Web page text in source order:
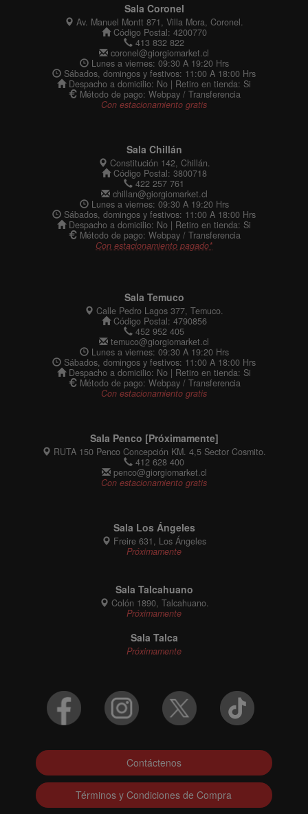
Sala Coronel
Av. Manuel Montt 871, Villa Mora, Coronel.
Código Postal: 4200770
413 832 822
coronel@giorgiomarket.cl
Lunes a viernes: 09:30 A 19:20 Hrs
Sábados, domingos y festivos: 11:00 A 18:00 Hrs
Despacho a domicilio: No | Retiro en tienda: Si
Método de pago: Webpay / Transferencia
Con estacionamiento gratis
Sala Chillán
Constitución 142, Chillán.
Código Postal: 3800718
422 257 761
chillan@giorgiomarket.cl
Lunes a viernes: 09:30 A 19:20 Hrs
Sábados, domingos y festivos: 11:00 A 18:00 Hrs
Despacho a domicilio: No | Retiro en tienda: Si
Método de pago: Webpay / Transferencia
Con estacionamiento pagado*
Sala Temuco
Calle Pedro Lagos 377, Temuco.
Código Postal: 4790856
452 952 405
temuco@giorgiomarket.cl
Lunes a viernes: 09:30 A 19:20 Hrs
Sábados, domingos y festivos: 11:00 A 18:00 Hrs
Despacho a domicilio: No | Retiro en tienda: Si
Método de pago: Webpay / Transferencia
Con estacionamiento gratis
Sala Penco [Próximamente]
RUTA 150 Penco Concepción KM. 4,5 Sector Cosmito.
412 628 400
penco@giorgiomarket.cl
Con estacionamiento gratis
Sala Los Ángeles
Freire 631, Los Ángeles
Próximamente
Sala Talcahuano
Colón 1890, Talcahuano.
Próximamente
Sala Talca
Próximamente
Contáctenos
Términos y Condiciones de Compra